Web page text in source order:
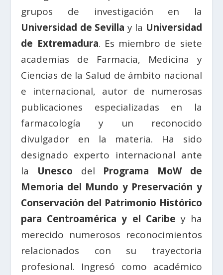
grupos de investigación en la
Universidad de Sevilla y la Universidad
de Extremadura. Es miembro de siete
academias de Farmacia, Medicina y
Ciencias de la Salud de ámbito nacional
e internacional, autor de numerosas
publicaciones especializadas en la
farmacología y un reconocido
divulgador en la materia. Ha sido
designado experto internacional ante
la Unesco del Programa MoW de
Memoria del Mundo y Preservación y
Conservación del Patrimonio Histórico
para Centroaméricay el Caribe y ha
merecido numerosos reconocimientos
relacionados con su trayectoria
profesional. Ingresó como académico